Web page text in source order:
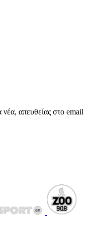
νέα, απευθείας στο email